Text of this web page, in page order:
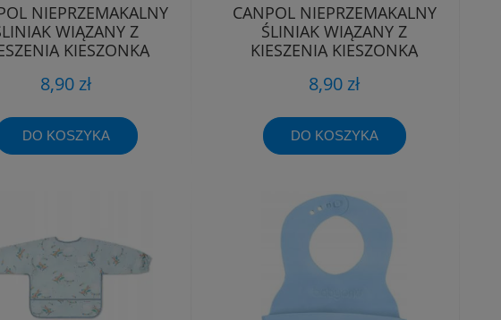
NIEPRZEMAKALNY
WIĄZANY Z
KIESZONKĄ
8,90 zł
DO KOSZYKA
CANPOL NIEPRZEMAKALNY
ŚLINIAK WIĄZANY Z
KIESZENIĄ KIESZONKĄ
8,90 zł
DO KOSZYKA